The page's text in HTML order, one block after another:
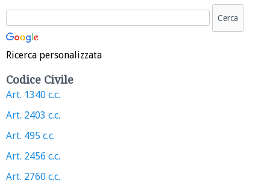
Ricerca personalizzata
Codice Civile
Art. 1340 c.c.
Art. 2403 c.c.
Art. 495 c.c.
Art. 2456 c.c.
Art. 2760 c.c.